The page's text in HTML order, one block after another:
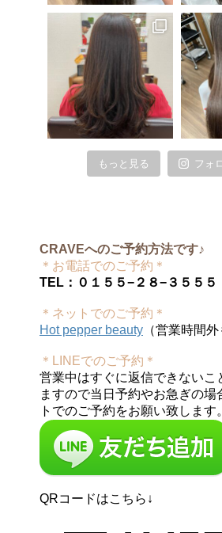
もっと見る フォ
CRAVEへのご予約方法です♪
＊お電話でのご予約＊
TEL：０１５５−２８−３５５５
＊ネットでのご予約＊
Hot pepper beauty （営業時間
＊LINEでのご予約＊
営業中はすぐに返信できないこ
ますので当日予約やお急ぎの場
トでのご予約をお願い致します。
QRコードはこちら↓